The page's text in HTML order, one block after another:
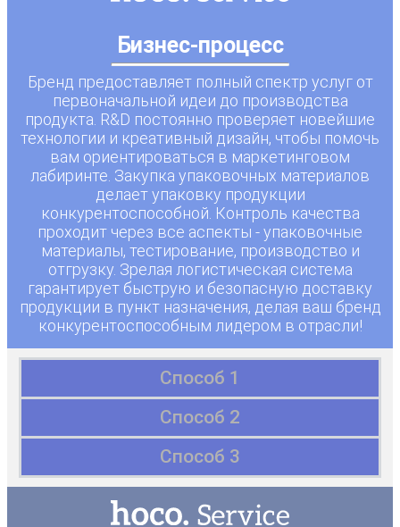
Бизнес-процесс
Бренд предоставляет полный спектр услуг от
первоначальной идеи до производства
продукта. R&D постоянно проверяет новейшие
технологии и креативный дизайн, чтобы помочь
вам ориентироваться в маркетинговом
лабиринте. Закупка упаковочных материалов
делает упаковку продукции
конкурентоспособной. Контроль качества
проходит через все аспекты - упаковочные
материалы, тестирование, производство и
отгрузку. Зрелая логистическая система
гарантирует быструю и безопасную доставку
продукции в пункт назначения, делая ваш бренд
конкурентоспособным лидером в отрасли!
Способ 1
Способ 2
Способ 3